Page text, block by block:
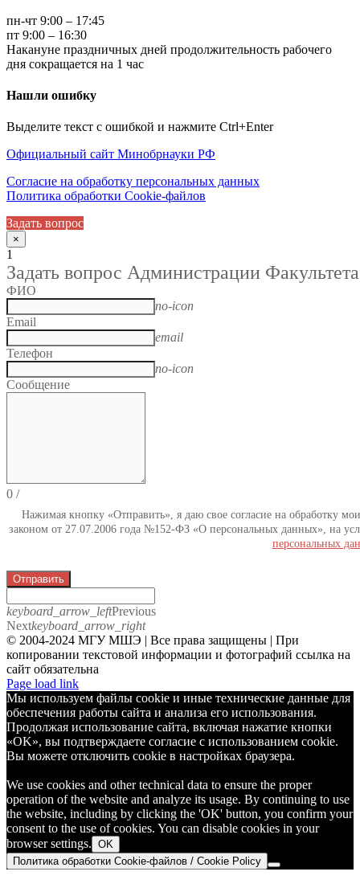
пн-чт 9:00 – 17:45
пт 9:00 – 16:30
Накануне праздничных дней продолжительность рабочего
дня сокращается на 1 час
Нашли ошибку
Выделите текст с ошибкой и нажмите Ctrl+Enter
Официальный сайт Минобрнауки РФ
Согласие на обработку персональных данных
Политика обработки Cookie-файлов
Задать вопрос
×
1
Задать вопрос Администрации Факультета
ФИО
no-icon
Email
email
Телефон
no-icon
Сообщение
0 /
Нажимая кнопку «Отправить», я даю свое согласие на обработку
законом от 27.07.2006 года №152-ФЗ «О персональных данных», на
персональных
Отправить
keyboard_arrow_leftPrevious
Nextkeyboard_arrow_right
© 2004-2024 МГУ МШЭ | Все права защищены | При
копировании текстовой информации и фотографий ссылка на
сайт обязательна
Telegram
Page load link
Мы используем файлы cookie и иные технические данные для
обеспечения работы сайта и анализа его использования.
Продолжая использование сайта, включая нажатие кнопки
«OK», вы подтверждаете согласие с использованием cookie.
Вы можете отключить cookie в настройках браузера.
We use cookies and other technical data to ensure the proper
operation of the website and analyze its usage. By continuing to use
the website, including by clicking the 'OK' button, you confirm your
consent to the use of cookies. You can disable cookies in your
browser settings. OK
Политика обработки Cookie-файлов / Cookie Policy